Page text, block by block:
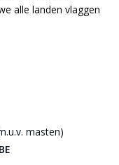
alle landen vlaggen
masten)